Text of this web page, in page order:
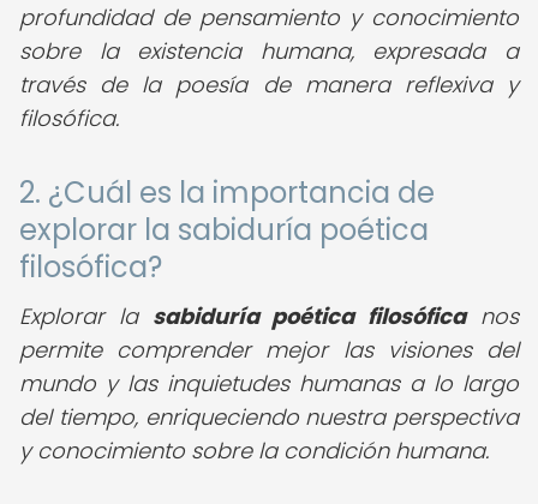
profundidad de pensamiento y conocimiento
sobre la existencia humana, expresada a
través de la poesía de manera reflexiva y
filosófica.
2. ¿Cuál es la importancia de
explorar la sabiduría poética
filosófica?
Explorar la sabiduría poética filosóficanos
permite comprender mejor las visiones del
mundo y las inquietudes humanas a lo largo
del tiempo, enriqueciendo nuestra perspectiva
y conocimiento sobre la condición humana.